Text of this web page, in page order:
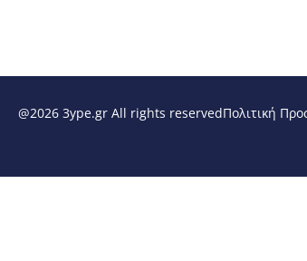
@2026 3ype.gr All rights reservedΠολιτική